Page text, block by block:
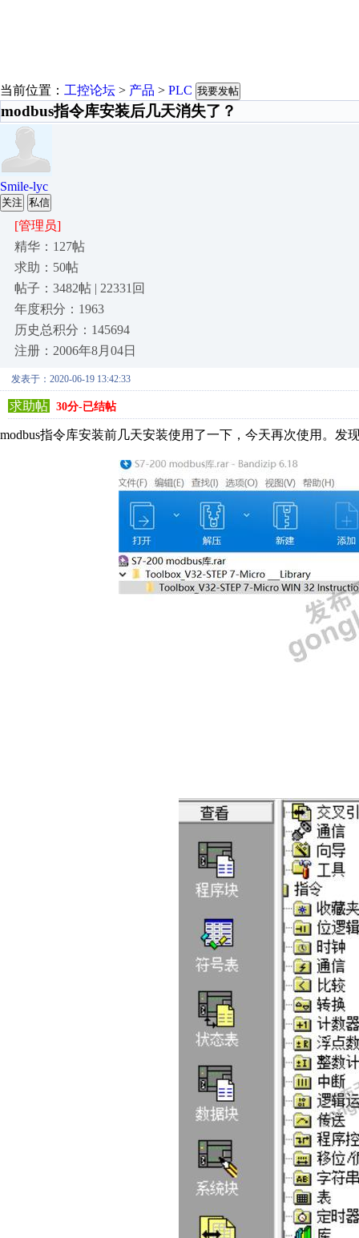
当前位置： 工控论坛 > 产品 > PLC 我要发帖
modbus指令库安装后几天消失了？
Smile-lyc
关注 私信
[管理员]
精华：127帖
求助：50帖
帖子：3482帖 | 22331回
年度积分：1963
历史总积分：145694
注册：2006年8月04日
发表于：2020-06-19 13:42:33
求助帖 30分-已结帖
modbus指令库安装前几天安装使用了一下，今天再次使用。发